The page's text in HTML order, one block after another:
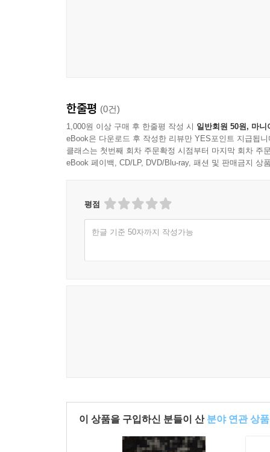
한줄평 (0건)
1,000원 이상 구매 후 한줄평 작성 시 일반회원 50원, 마니
eBook은 다운로드 후 작성한 리뷰만 YES포인트 지급됩니
클래스는 첫번째 회차 주문확정 시점부터 마지막 회차 주
eBook 페이백, CD/LP, DVD/Blu-ray, 패션 및 판매금지 상
평점
한글 기준 50자까지 작성가능
이 상품을 구입하신 분들이 산 분야 연관 상품